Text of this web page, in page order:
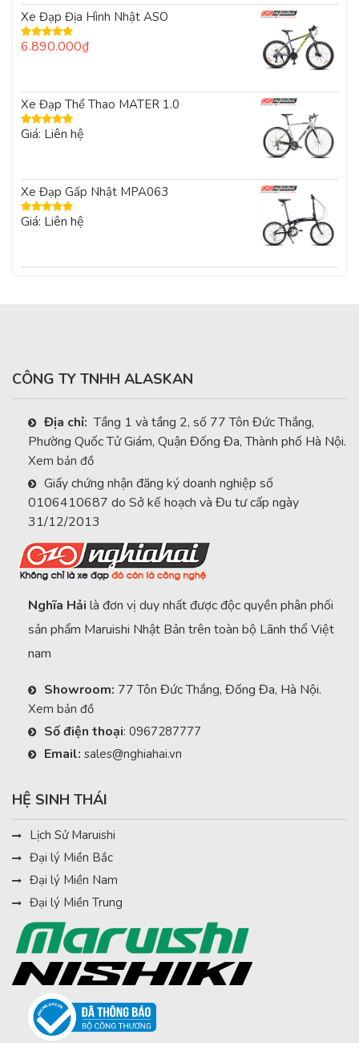
0
5
sao
Xe Đạp Địa Hình Nhật ASO
Được xếp
6.890.000₫
Xe Đạp Thể Thao MATER 1.0
Được xếp
Giá: Liên hệ
Xe Đạp Gấp Nhật MPA063
Được xếp
Giá: Liên hệ
CÔNG TY TNHH ALASKAN
Địa chỉ: Tầng 1 và tầng 2, số 77 Tôn Đức Thắng,
Phường Quốc Tử Giám, Quận Đống Đa, Thành phố Hà Nội.
Xem bản đồ
Giấy chứng nhận đăng ký doanh nghiệp số
0106410687 do Sở kế hoạch và Đu tư cấp ngày
31/12/2013
Nghĩa Hải là đơn vị duy nhất được độc quyền phân phối
sản phẩm Maruishi Nhật Bản trên toàn bộ Lãnh thổ Việt
nam
Showroom: 77 Tôn Đức Thắng, Đống Đa, Hà Nội.
Xem bản đồ
Số điện thoại: 0967287777
Email: sales@nghiahai.vn
HỆ SINH THÁI
Lịch Sử Maruishi
Đại lý Miền Bắc
Đại lý Miền Nam
Đại lý Miền Trung